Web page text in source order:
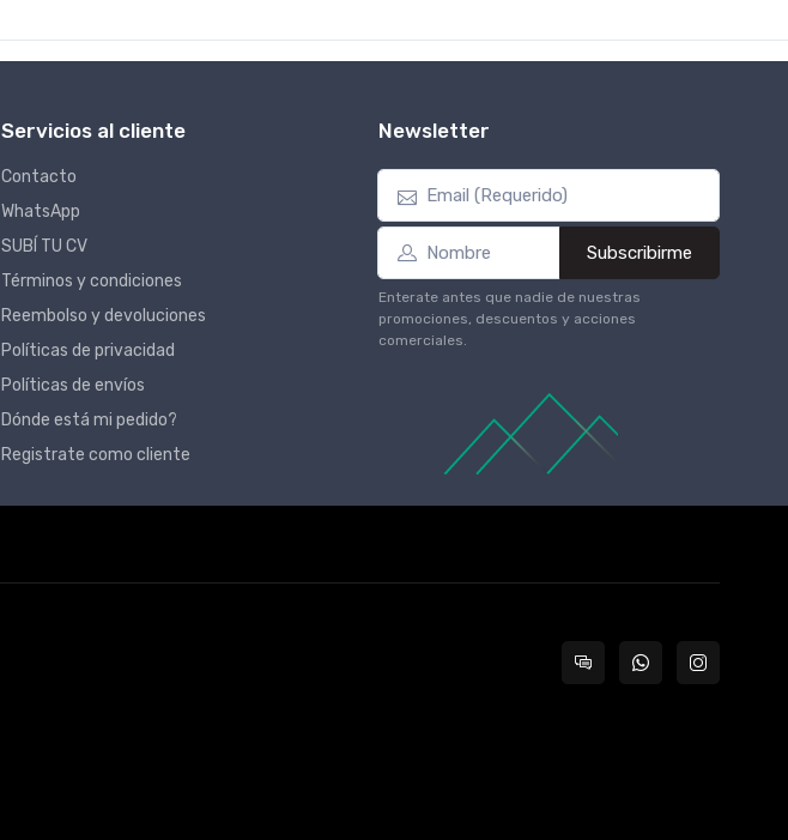
Servicios al cliente
Contacto
WhatsApp
SUBÍ TU CV
Términos y condiciones
Reembolso y devoluciones
Políticas de privacidad
Políticas de envíos
Dónde está mi pedido?
Registrate como cliente
Newsletter
Subscribirme
Enterate antes que nadie de nuestras
promociones, descuentos y acciones
comerciales.